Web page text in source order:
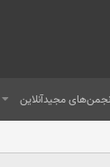
مجیدآنلاین